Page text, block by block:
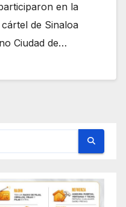
en la
de Sinaloa
Ciudad de…